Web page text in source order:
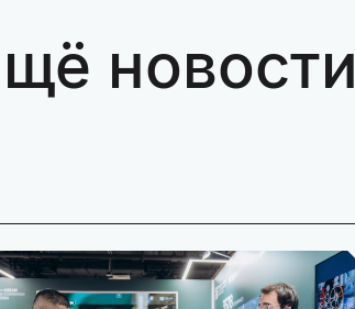
новости